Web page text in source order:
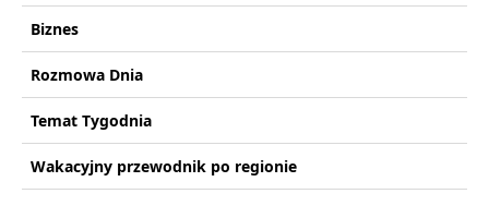
Biznes
Rozmowa Dnia
Temat Tygodnia
Wakacyjny przewodnik po regionie